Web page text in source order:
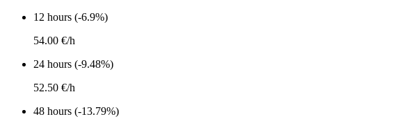
12 hours (-6.9%)
54.00 €/h
24 hours (-9.48%)
52.50 €/h
48 hours (-13.79%)